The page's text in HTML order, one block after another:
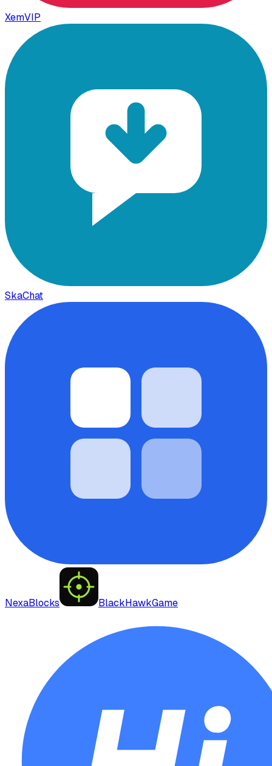
XemVIP
SkaChat
NexaBlocks BlackHawkGame